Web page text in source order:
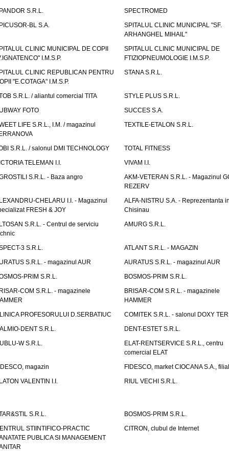
S.R.L.
SPECTROMED
BL S.A.
SPITALUL CLINIC MUNICIPAL "SF.
ARHANGHEL MIHAIL"
CLINIC MUNICIPAL DE COPII
I.M.S.P.
SPITALUL CLINIC MUNICIPAL DE
FTIZIOPNEUMOLOGIE I.M.S.P.
CLINIC REPUBLICAN PENTRU
"E.COTAGA" I.M.S.P.
STANA S.R.L.
S.R.L. / aliantul comercial TITA
STYLE PLUS S.R.L.
FOTO
SUCCES S.A.
LIFE S.R.L., I.M. / magazinul
TEXTILE-ETALON S.R.L.
S.R.L. / salonul DMI TECHNOLOGY
TOTAL FITNESS
TELEMAN I.I.
VIVAM I.I.
S.R.L. - Baza angro
AKM-VETERAN S.R.L. - Magazinul
REZERV
CHELARU I.I. - Magazinul
FRESH & JOY
ALFA-NISTRU S.A. - Reprezentanta
Chisinau
S.R.L. - Centrul de serviciu
AMURG S.R.L.
3 S.R.L.
ATLANT S.R.L. - MAGAZIN
S.R.L. - magazinul AUR
AURATUS S.R.L. - magazinul AUR
PRIM S.R.L.
BOSMOS-PRIM S.R.L.
COM S.R.L. - magazinele
BRISAR-COM S.R.L. - magazinele
HAMMER
PROFESORULUI D.SERBATIUC
COMITEK S.R.L. - salonul DOXY
DENT S.R.L.
DENT-ESTET S.R.L.
W S.R.L.
ELAT-RENTSERVICE S.R.L., centru
comercial ELAT
magazin
FIDESCO, market CIOCANA S.A.,
VALENTIN I.I.
RIUL VECHI S.R.L.
S.R.L.
BOSMOS-PRIM S.R.L.
STIINTIFICO-PRACTIC
PUBLICA SI MANAGEMENT
CITRON, clubul de Internet